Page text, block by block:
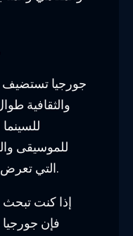
جورجيا تستضيف
والثقافية
للموسيقى
التي تعرض التراث الفني والثقافي للبلاد.
إذا كنت تبحث
فإن